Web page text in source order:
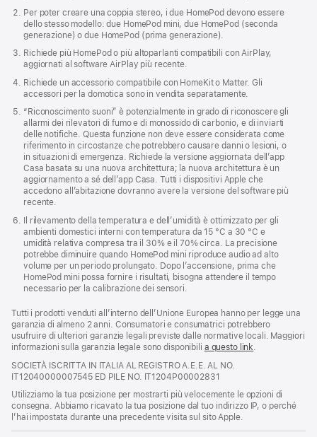
Per poter creare una coppia stereo, i due HomePod devono essere
dello stesso modello: due HomePod mini, due HomePod (seconda
generazione) o due HomePod (prima generazione).
Richiede più HomePod o più altoparlanti compatibili con AirPlay,
aggiornati al software AirPlay più recente.
Richiede un accessorio compatibile con HomeKit o Matter. Gli
accessori per la domotica sono in vendita separatamente.
“Riconoscimento suoni” è potenzialmente in grado di riconoscere gli
allarmi dei rilevatori di fumo e di monossido di carbonio, e di inviarti
delle notifiche. Questa funzione non deve essere considerata come
riferimento in circostanze che potrebbero causare danni o lesioni, o
in situazioni di emergenza. Richiede la versione aggiornata dell’app
Casa basata su una nuova architettura; la nuova architettura è un
aggiornamento a sé dell’app Casa. Tutti i dispositivi Apple che
accedono all’abitazione dovranno avere la versione del software più
recente.
Il rilevamento della temperatura e dell’umidità è ottimizzato per gli
ambienti domestici interni con temperatura da 15 °C a 30 °C e
umidità relativa compresa tra il 30% e il 70% circa. La precisione
potrebbe diminuire quando HomePod mini riproduce audio ad alto
volume per un periodo prolungato. Dopo l’accensione, prima che
HomePod mini possa fornire i risultati, bisogna attendere il tempo
necessario per la calibrazione dei sensori.
Tutti i prodotti venduti all’interno dell’Unione Europea hanno per legge una
garanzia di almeno 2 anni. Consumatori e consumatrici potrebbero
usufruire di ulteriori garanzie legali previste dalle normative locali. Maggiori
informazioni sulla garanzia legale sono disponibili a questo link.
SOCIETÀ ISCRITTA IN ITALIA AL REGISTRO A.E.E. AL NO.
IT12040000007545 ED PILE NO. IT1204P00002831
Utilizziamo la tua posizione per mostrarti più velocemente le opzioni di
consegna. Abbiamo ricavato la tua posizione dal tuo indirizzo IP, o perché
l’hai impostata durante una precedente visita sul sito Apple.